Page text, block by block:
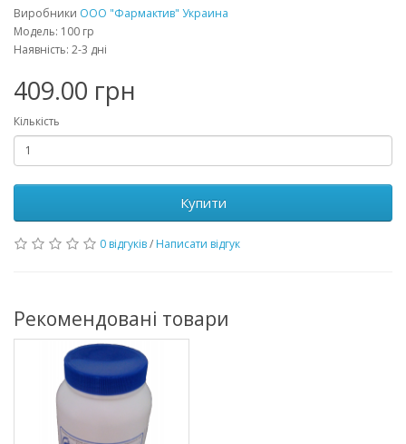
Виробники ООО "Фармактив" Украина
Модель: 100 гр
Наявність: 2-3 дні
409.00 грн
Кількість
Купити
0 відгуків/ Написати відгук
Рекомендовані товари